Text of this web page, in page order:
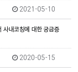
2021-05-10
사내코칭에 대한 궁금증
2020-05-15